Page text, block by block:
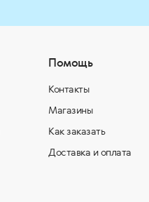
Помощь
Контакты
Магазины
Как заказать
Доставка и оплата